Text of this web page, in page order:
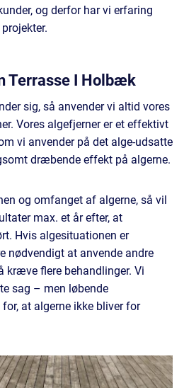
og derfor har vi erfaring
Terrasse I Holbæk
sig, så anvender vi altid vores
Vores algefjerner er et effektivt
vi anvender på det alge-udsatte
dræbende effekt på algerne.
og omfanget af algerne, så vil
max. et år efter, at
Hvis algesituationen er
nødvendigt at anvende andre
kræve flere behandlinger. Vi
sag – men løbende
at algerne ikke bliver for